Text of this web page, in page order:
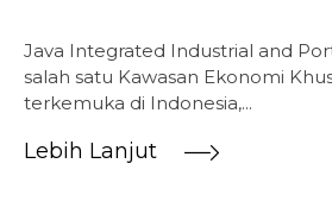
Java Integrated Industrial and
salah satu Kawasan Ekonomi
terkemuka di Indonesia,...
Lebih Lanjut